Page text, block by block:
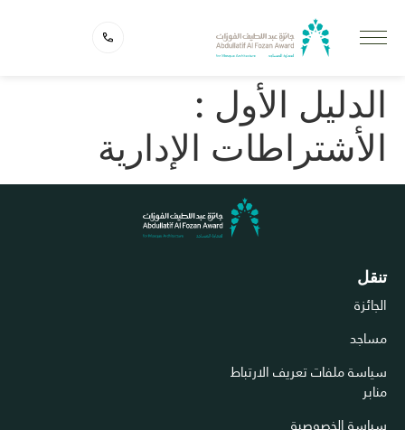
الدليل الأول :
الأشتراطات الإدارية
تنقل
الجائزة
مساجد
سياسة ملفات تعريف الارتباط
منابر